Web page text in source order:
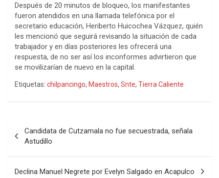
Después de 20 minutos de bloqueo, los manifestantes
fueron atendidos en una llamada telefónica por el
secretario educación, Heriberto Huicochea Vázquez, quién
les mencionó que seguirá revisando la situación de cada
trabajador y en días posteriores les ofrecerá una
respuesta, de no ser así los inconformes advirtieron que
se movilizarían de nuevo en la capital.
Etiquetas: chilpancingo, Maestros, Snte, Tierra Caliente
de
entradas
Candidata de Cutzamala no fue secuestrada, señala
Astudillo
Declina Manuel Negrete por Evelyn Salgado en Acapulco